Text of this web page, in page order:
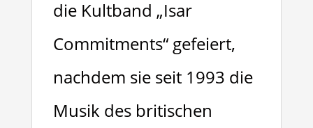
die Kultband „Isar
Commitments“ gefeiert,
nachdem sie seit 1993 die
Musik des britischen